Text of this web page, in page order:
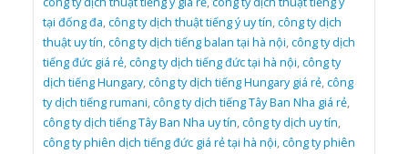
tại đống đa,công ty dịch thuật tiếng ý uy tín,công ty dịch
thuật uy tín,công ty dịch tiếng balan tại hà nội,công ty dịch
tiếng đức giá rẻ,công ty dịch tiếng đức tại hà nội,công ty
dịch tiếng Hungary,công ty dịch tiếng Hungary giá rẻ,công
ty dịch tiếng rumani,công ty dịch tiếng Tây Ban Nha giá rẻ,
công ty dịch tiếng Tây Ban Nha uy tín,công ty dịch uy tín,
công ty phiên dịch tiếng đức giá rẻ tại hà nội,công ty phiên